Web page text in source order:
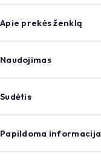
Apie prekės ženklą
Naudojimas
Sudėtis
Papildoma informacija